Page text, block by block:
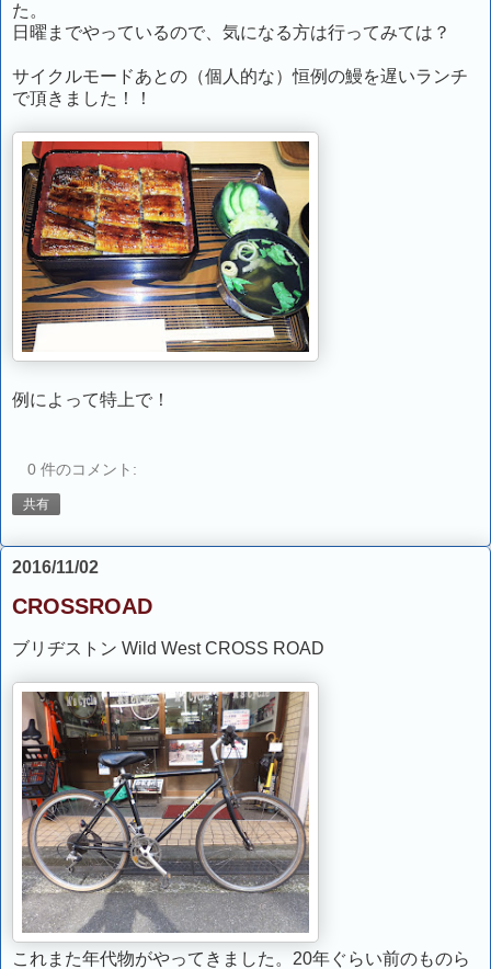
た。
日曜までやっているので、気になる方は行ってみては？
サイクルモードあとの（個人的な）恒例の鰻を遅いランチ
で頂きました！！
例によって特上で！
0 件のコメント:
共有
2016/11/02
CROSSROAD
ブリヂストン Wild West CROSS ROAD
これまた年代物がやってきました。20年ぐらい前のものら